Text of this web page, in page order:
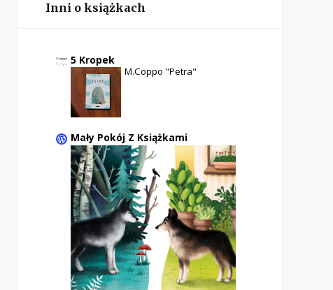
Inni o książkach
5 Kropek
M.Coppo "Petra"
Mały Pokój Z Książkami